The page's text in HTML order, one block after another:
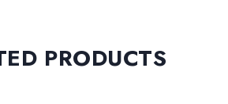
PRODUCTS